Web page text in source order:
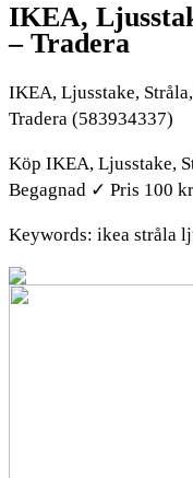
IKEA,
– Tradera
IKEA, Ljusstake,
Tradera (583934337)
Köp IKEA, Ljusstake,
Begagnad ✓ Pris 100
Keywords: ikea stråla